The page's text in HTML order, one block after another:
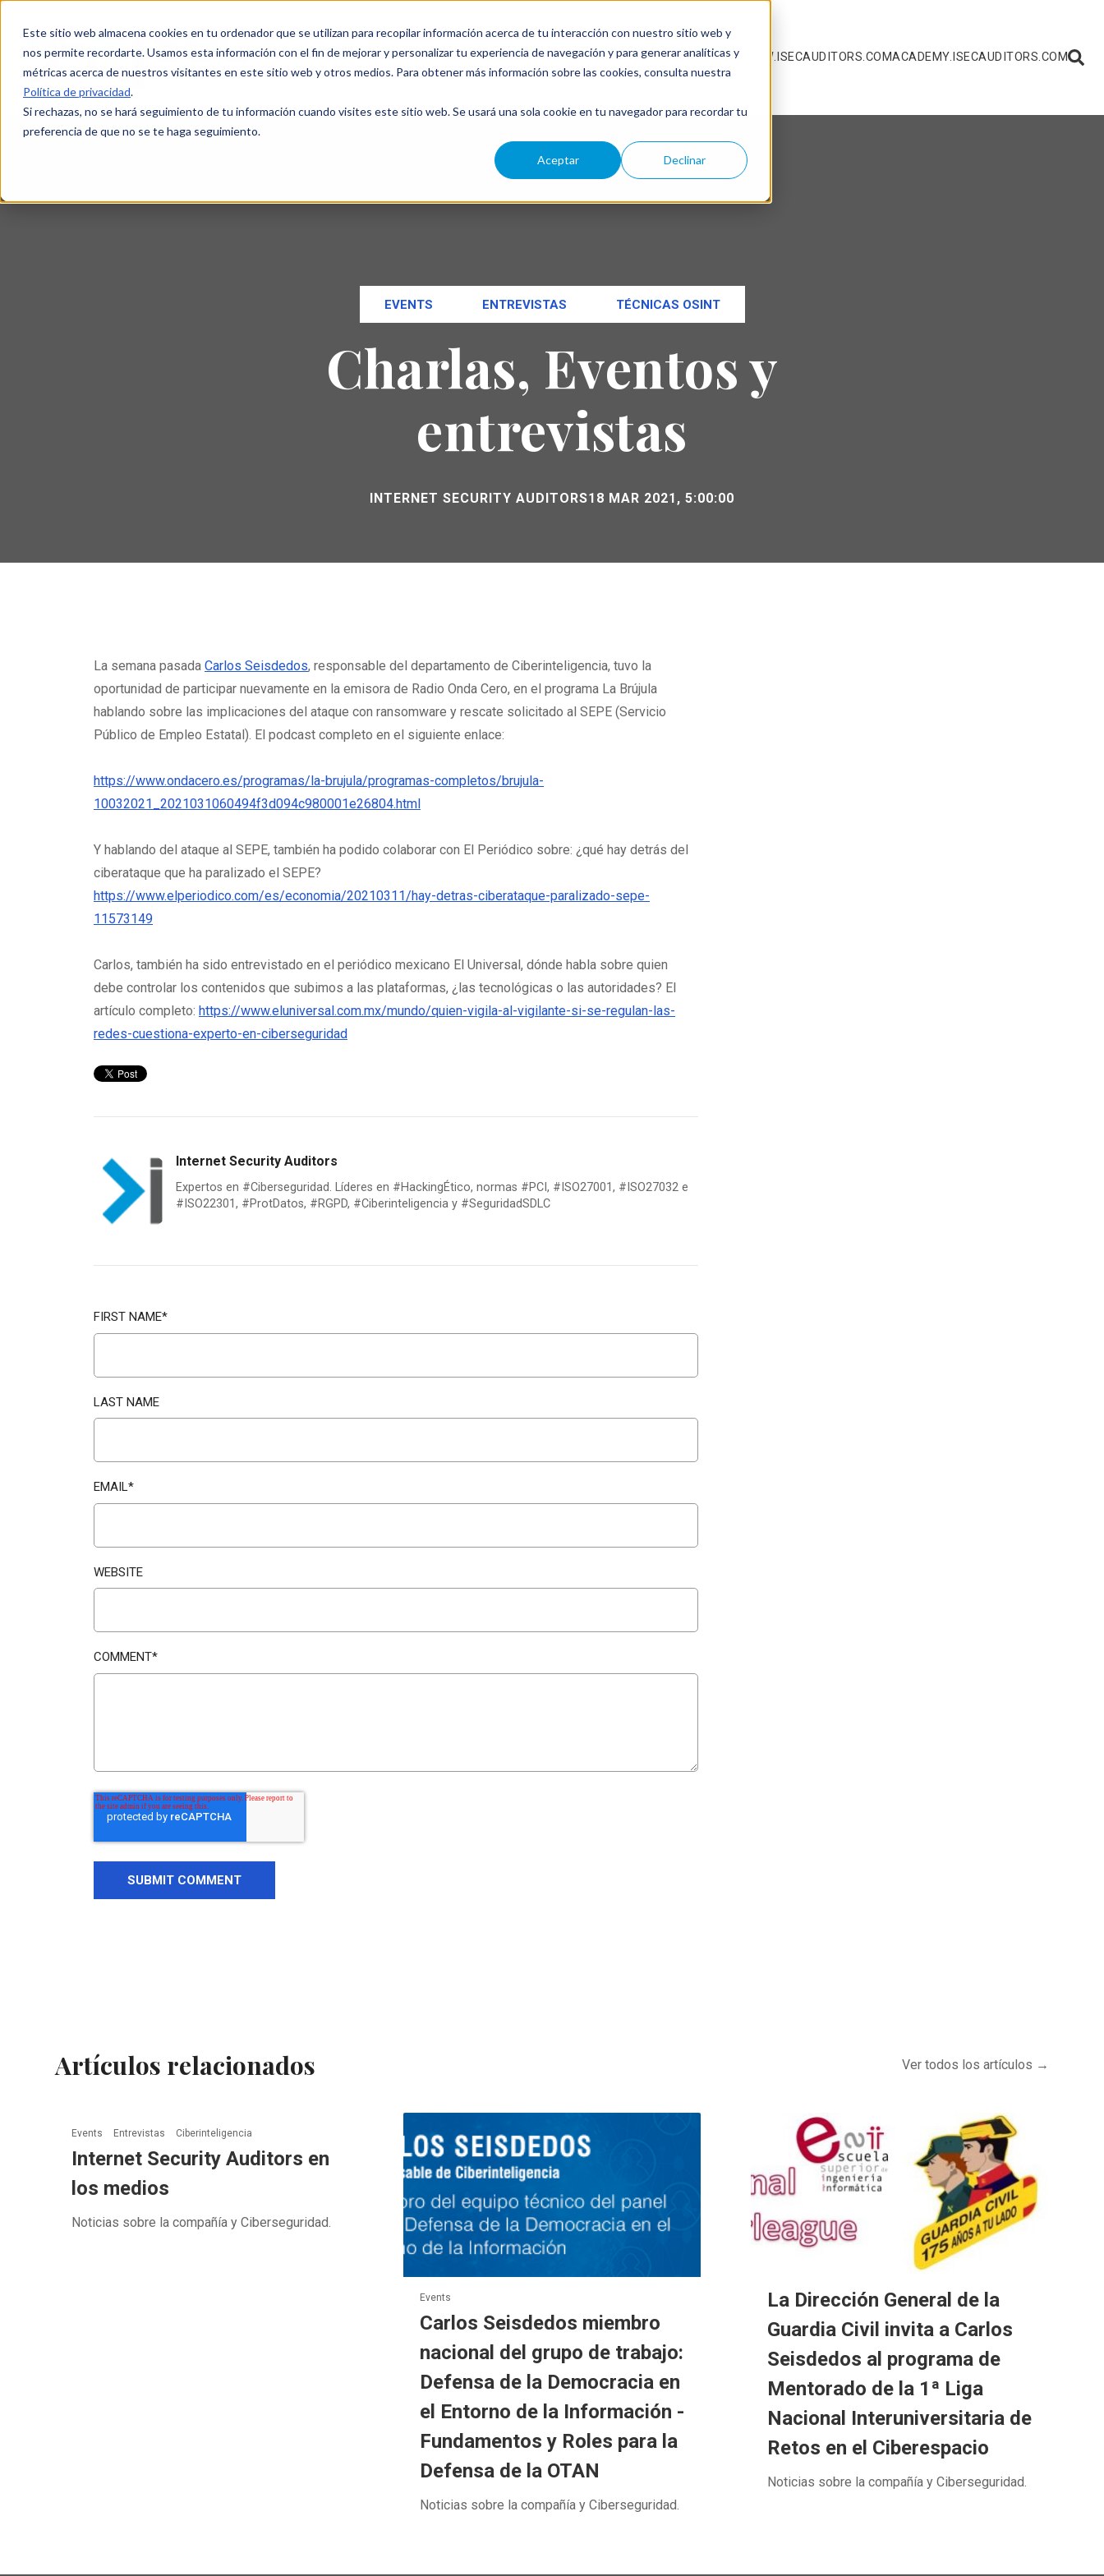
Este sitio web almacena cookies en tu ordenador que se utilizan para recopilar información acerca de tu interacción con nuestro sitio web y
nos permite recordarte. Usamos esta información con el fin de mejorar y personalizar tu experiencia de navegación y para generar analíticas y
métricas acerca de nuestros visitantes en este sitio web y otros medios. Para obtener más información sobre las cookies, consulta nuestra
Política de privacidad.
Si rechazas, no se hará seguimiento de tu información cuando visites este sitio web. Se usará una sola cookie en tu navegador para recordar tu
preferencia de que no se te haga seguimiento.
Aceptar Declinar
← WWW.ISECAUDITORS.COMACADEMY.ISECAUDITORS.COM
EVENTS ENTREVISTAS TÉCNICAS OSINT
Charlas, Eventos y
entrevistas
INTERNET SECURITY AUDITORS18 MAR 2021, 5:00:00
La semana pasada Carlos Seisdedos, responsable del departamento de Ciberinteligencia, tuvo la
oportunidad de participar nuevamente en la emisora de Radio Onda Cero, en el programa La Brújula
hablando sobre las implicaciones del ataque con ransomware y rescate solicitado al SEPE (Servicio
Público de Empleo Estatal). El podcast completo en el siguiente enlace:
https://www.ondacero.es/programas/la-brujula/programas-completos/brujula-
10032021_2021031060494f3d094c980001e26804.html
Y hablando del ataque al SEPE, también ha podido colaborar con El Periódico sobre: ¿qué hay detrás del
ciberataque que ha paralizado el SEPE?
https://www.elperiodico.com/es/economia/20210311/hay-detras-ciberataque-paralizado-sepe-
11573149
Carlos, también ha sido entrevistado en el periódico mexicano El Universal, dónde habla sobre quien
debe controlar los contenidos que subimos a las plataformas, ¿las tecnológicas o las autoridades? El
artículo completo: https://www.eluniversal.com.mx/mundo/quien-vigila-al-vigilante-si-se-regulan-las-
redes-cuestiona-experto-en-ciberseguridad
Internet Security Auditors
Expertos en #Ciberseguridad. Líderes en #HackingÉtico, normas #PCI, #ISO27001, #ISO27032 e
#ISO22301, #ProtDatos, #RGPD, #Ciberinteligencia y #SeguridadSDLC
FIRST NAME*
LAST NAME
EMAIL*
WEBSITE
COMMENT*
Artículos relacionados Ver todos los artículos →
Events Entrevistas Ciberinteligencia
Internet Security Auditors en
los medios
Noticias sobre la compañía y Ciberseguridad.
Events
Carlos Seisdedos miembro
nacional del grupo de trabajo:
Defensa de la Democracia en
el Entorno de la Información -
Fundamentos y Roles para la
Defensa de la OTAN
Noticias sobre la compañía y Ciberseguridad.
La Dirección General de la
Guardia Civil invita a Carlos
Seisdedos al programa de
Mentorado de la 1ª Liga
Nacional Interuniversitaria de
Retos en el Ciberespacio
Noticias sobre la compañía y Ciberseguridad.